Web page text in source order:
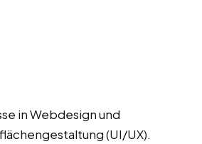
in Webdesign und
(UI/UX).